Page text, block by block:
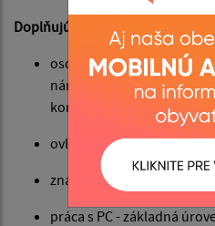
Doplňujúce výberové kritériá:
osobnostné predpoklady:
náročné situácie spojené s
komunikačné zručnosti,
ovládanie štátneho jazyka
znalosť miestnych pomerov
práca s PC - základná